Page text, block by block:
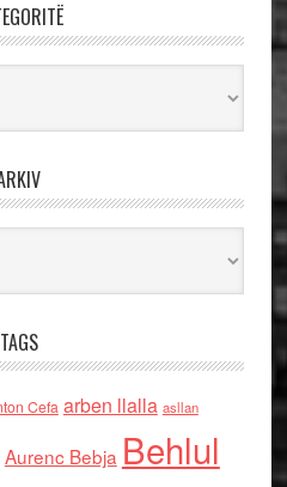
TAGS
Cefa arben llalla asllan
Aurenc Bebja Behlul